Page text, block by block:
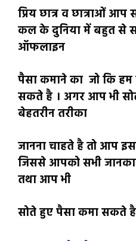
प्रिय छात्र व छात्राओं
कल के दुनिया में बहुत से
ऑफलाइन
पैसा कमाने का जो कि हम
सकते है । अगर आप भी
बेहतरीन तरीका
जानना चाहते है तो आप
जिससे आपको सभी
तथा आप भी
सोते हुए पैसा कमा सकते